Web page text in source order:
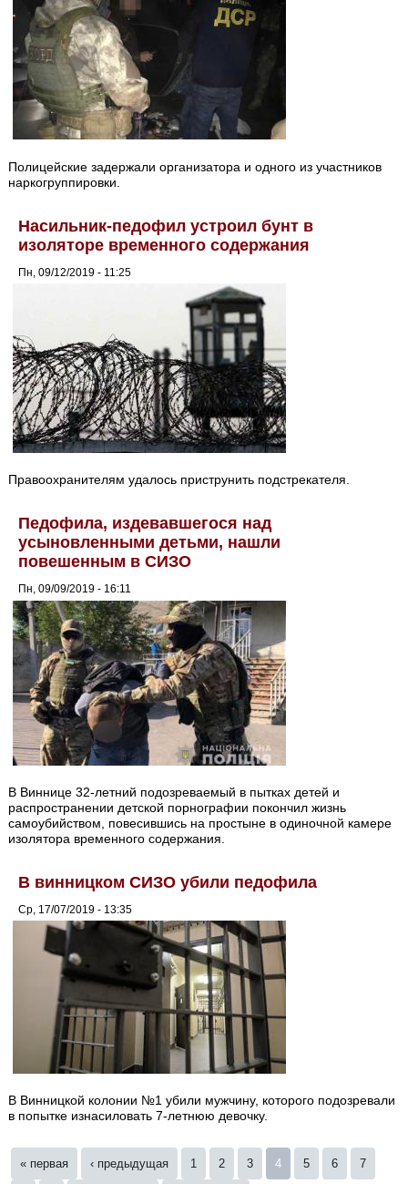
Полицейские задержали организатора и одного из участников
наркогруппировки.
Насильник-педофил устроил бунт в
изоляторе временного содержания
Пн, 09/12/2019 - 11:25
Правоохранителям удалось приструнить подстрекателя.
Педофила, издевавшегося над
усыновленными детьми, нашли
повешенным в СИЗО
Пн, 09/09/2019 - 16:11
В Виннице 32-летний подозреваемый в пытках детей и
распространении детской порнографии покончил жизнь
самоубийством, повесившись на простыне в одиночной камере
изолятора временного содержания.
В винницком СИЗО убили педофила
Ср, 17/07/2019 - 13:35
В Винницкой колонии №1 убили мужчину, которого подозревали
в попытке изнасиловать 7-летнюю девочку.
Страницы
« первая ‹ предыдущая 1 2 3 4 5 6 7